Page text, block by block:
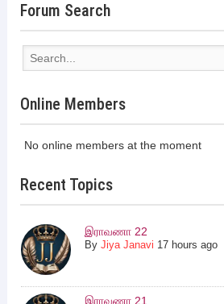
Forum Search
Online Members
No online members at the moment
Recent Topics
இராவணா 22
By Jiya Janavi 17 hours ago
இராவணா 21